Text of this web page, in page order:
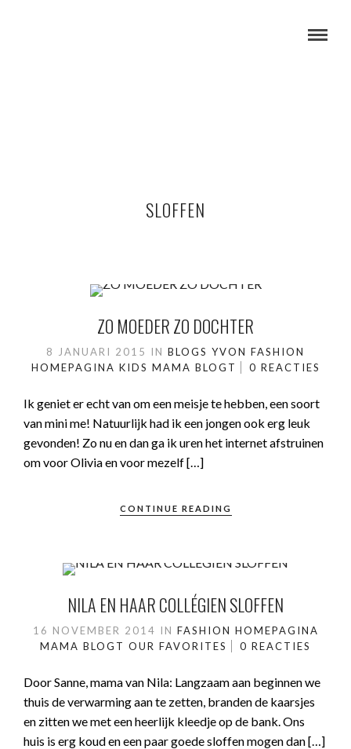
SLOFFEN
ZO MOEDER ZO DOCHTER
8 JANUARI 2015 IN BLOGS YVON FASHION
HOMEPAGINA KIDS MAMA BLOGT 0 REACTIES
Ik geniet er echt van om een meisje te hebben, een soort
van mini me! Natuurlijk had ik een jongen ook erg leuk
gevonden! Zo nu en dan ga ik uren het internet afstruinen
om voor Olivia en voor mezelf […]
CONTINUE READING
NILA EN HAAR COLLÉGIEN SLOFFEN
16 NOVEMBER 2014 IN FASHION HOMEPAGINA
MAMA BLOGT OUR FAVORITES 0 REACTIES
Door Sanne, mama van Nila: Langzaam aan beginnen we
thuis de verwarming aan te zetten, branden de kaarsjes
en zitten we met een heerlijk kleedje op de bank. Ons
huis is erg koud en een paar goede sloffen mogen dan […]